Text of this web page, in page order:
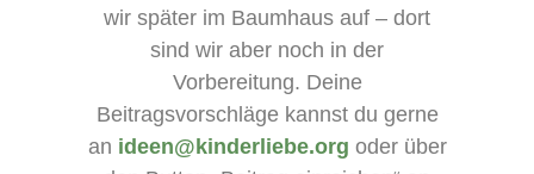
wir später im Baumhaus auf – dort
sind wir aber noch in der
Vorbereitung. Deine
Beitragsvorschläge kannst du gerne
an ideen@kinderliebe.org oder über